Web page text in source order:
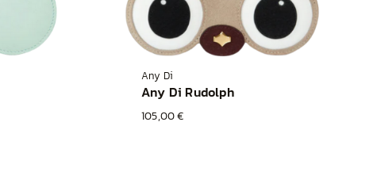
Any Di
Any Di Rudolph
105,00 €